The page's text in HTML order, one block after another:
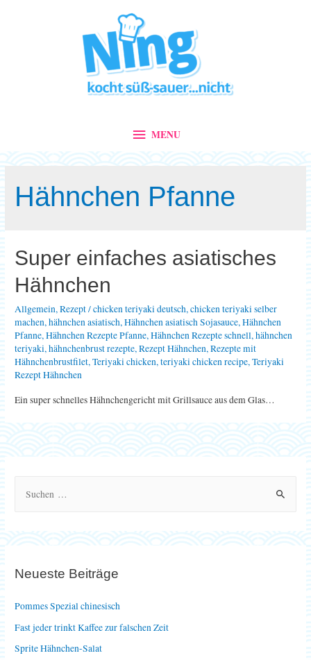
MENU
MENU
Hähnchen Pfanne
Super einfaches asiatisches
Hähnchen
Allgemein,Rezept/chicken teriyaki deutsch,chicken teriyaki selber
machen,hähnchen asiatisch,Hähnchen asiatisch Sojasauce,Hähnchen
Pfanne,Hähnchen Rezepte Pfanne,Hähnchen Rezepte schnell,hähnchen
teriyaki,hähnchenbrust rezepte,Rezept Hähnchen,Rezepte mit
Hähnchenbrustfilet,Teriyaki chicken,teriyaki chicken recipe,Teriyaki
Rezept Hähnchen
Ein super schnelles Hähnchengericht mit Grillsauce aus dem Glas…
n
c
h
Neueste Beiträge
Pommes Spezial chinesisch
Fast jeder trinkt Kaffee zur falschen Zeit
Sprite Hähnchen-Salat